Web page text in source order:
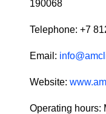
190068
Telephone: +7
Email:
Website:
Operating hours: